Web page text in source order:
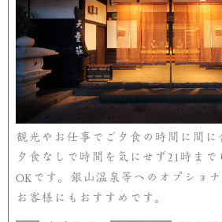
観光やお仕事でご夕食の時間に間に
夕食なしで時間を気にせず 21時まで
OK です。銀山温泉等へのオプショ
お客様にもおすすめです。